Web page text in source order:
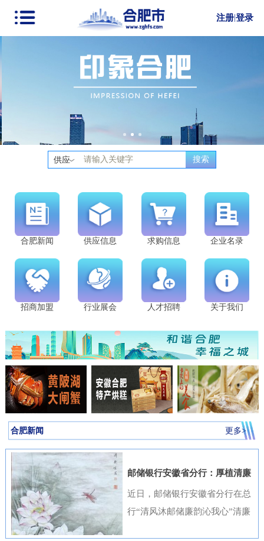
注册 |登录
供应 搜索
合肥新闻 供应信息 求购信息 企业名录
招商加盟 行业展会 人才招聘 关于我们
合肥新闻 更多>
邮储银行安徽省分行：厚植清廉
金融文化筑牢高质量发展根基
近日，邮储银行安徽省分行在总
行“清风沐邮储廉韵沁我心”清廉